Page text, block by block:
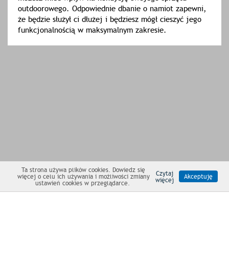
outdoorowego. Odpowiednie dbanie o namiot zapewni,
że będzie służył ci dłużej i będziesz mógł cieszyć jego
funkcjonalnością w maksymalnym zakresie.
Ta strona używa plików cookies. Dowiedz się
więcej o celu ich używania i możliwości zmiany
ustawień cookies w przeglądarce.
Czytaj
więcej Akceptuję